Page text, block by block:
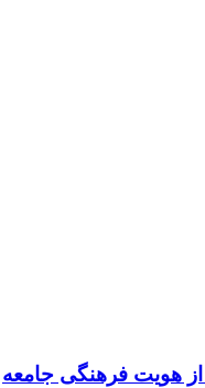
از هویت فرهنگی جامعه